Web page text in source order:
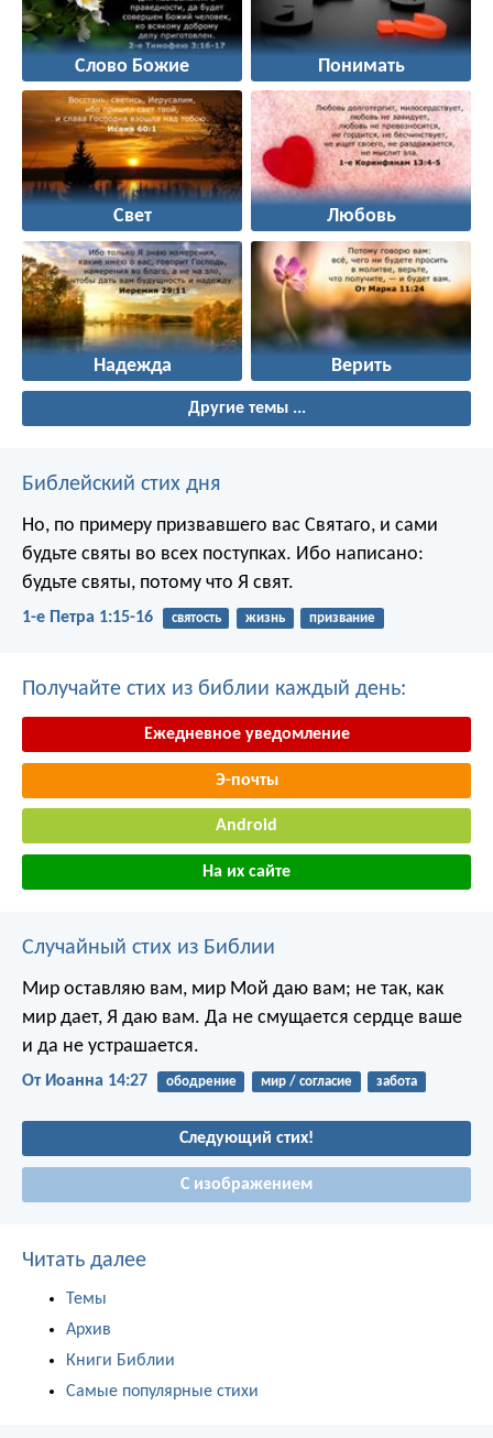
Слово Божие Понимать
Свет Любовь
Надежда Верить
Другие темы ...
Библейский стих дня
Но, по примеру призвавшего вас Святаго, и сами
будьте святы во всех поступках. Ибо написано:
будьте святы, потому что Я свят.
1-е Петра 1:15-16 святость жизнь призвание
Получайте стих из библии каждый день:
Ежедневное уведомление
Э-почты
Android
На их сайте
Случайный стих из Библии
Мир оставляю вам, мир Мой даю вам; не так, как
мир дает, Я даю вам. Да не смущается сердце ваше
и да не устрашается.
От Иоанна 14:27 ободрение мир / согласие забота
Следующий стих!
С изображением
Читать далее
Темы
Архив
Книги Библии
Самые популярные стихи